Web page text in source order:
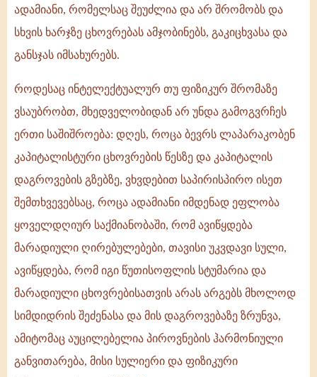
ადამიანი, რომელსაც შეუძლია და არ შრომობს და
სხვის ხარჯზე ცხოვრებას ამჯობინებს, გაკიცხვასა და
განსჯას იმსახურებს.
როდესაც ინტელექტუალურ თუ ფიზიკურ შრომაზე
ვსაუბრობთ, მხედველობიდან არ უნდა გამოგვრჩეს
ერთი საშიშროება: დღეს, როცა ბევრს ლაპარაკობენ
კაპიტალისტური ცხოვრების წესზე და კაპიტალის
დაგროვების გზებზე, ვხვდებით საპირისპირო ისეთ
შემთხვევებსაც, როცა ადამიანი იმდენად ეფლობა
ყოველდღიურ საქმიანობაში, რომ ავიწყდება
მარადიული ღირებულებები, თავისი უკვდავი სული,
ავიწყდება, რომ იგი წუთისოფლის სტუმარია და
მარადიული ცხოვრებისათვის არას არგებს მხოლოდ
სიმდიდრის შეძენასა და მის დაგროვებაზე ზრუნვა,
ამიტომაც აუცილებელია პიროვნების ჰარმონიული
განვითარება, მისი სულიერი და ფიზიკური